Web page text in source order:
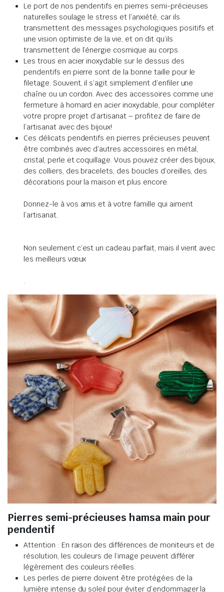
Le port de nos pendentifs en pierres semi-précieuses
naturelles soulage le stress et l’anxiété, carils
transmettent des messages psychologiques positifs et
une vision optimiste de la vie, et on dit qu’ils
transmettent de l’énergie cosmique au corps.
Les trous en acier inoxydable sur le dessus des
pendentifs en pierre sont de la bonne taille pour le
filetage. Souvent, il s’agit simplement d’enfiler une
chaîne ou un cordon.Avec des accessoires comme une
fermeture à homard en acier inoxydable, pour compléter
votre propre projet d’artisanat – profitez de faire de
l’artisanat avec des bijoux!
Ces délicats pendentifs en pierres précieuses peuvent
être combinés avec d’autres accessoires en métal,
cristal, perle et coquillage. Vous pouvez créer des bijoux,
des colliers, des bracelets, des boucles d’oreilles, des
décorations pour la maison et plus encore.
Donnez-le à vos amis et à votre famille qui aiment
l’artisanat.
Non seulement c’est un cadeau parfait, mais il vient avec
les meilleurs vœux
.
Pierres semi-précieuses hamsa main pour
pendentif
Attention : En raison des différences de moniteurs et de
résolution, les couleurs de l’image peuvent différer
légèrement des couleurs réelles.
Les perles de pierre doivent être protégées de la
lumière intense du soleil pour éviter d’endommager la